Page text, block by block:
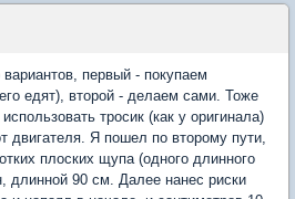
первый - покупаем
едят), второй - делаем сами. Тоже
тросик (как у оригинала)
двигателя. Я пошел по второму пути,
плоских щупа (одного длинного
длинной 90 см. Далее нанес риски